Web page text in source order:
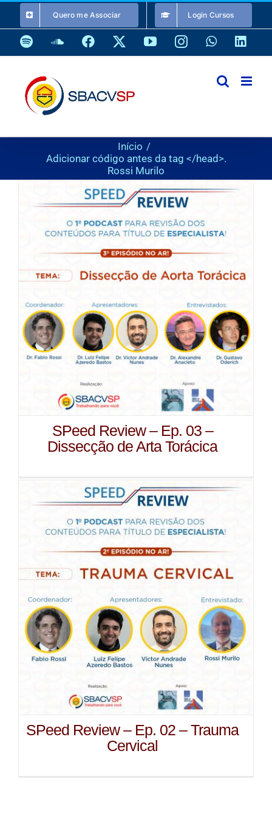
o
conteúdo
Quero me Associar Login Cursos
SpotifySoundCloud
Facebook YouTubeInstagramWhatsApp
Início
Adicionar código antes da tag </head>.
Rossi Murilo
SPeed Review – Ep. 03 –
Dissecção de Arta Torácica
SPeed Review – Ep. 02 – Trauma
Cervical